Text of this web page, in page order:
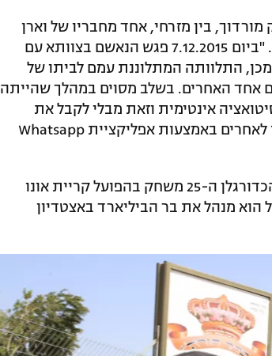
בין מזרחי, אחד מחבריו של וארן
שמופיע בסרטון, למתלוננת, קיימת היכרות מוקדמת. "ביום 7.12.2015 פגש הנאשם בצוותא עם
התלוותה המתלוננת עמם לביתו של
אחד האחרים. בשלב מסוים במהלך שהייתה
אינטימית וזאת מבלי לקבל את
הסכמתה. זמן מה לאחר מכן שלח הנאשם את הסרטון לאחרים באמצעות אפליקציית Whatsapp
בשיאו שיחק בר מזרחי בהפועל פתח תקווה והעונה הכדורגלן ה-25 משחק בהפועל קריית אונו
מנהל את בר הביליארד באצטדיון